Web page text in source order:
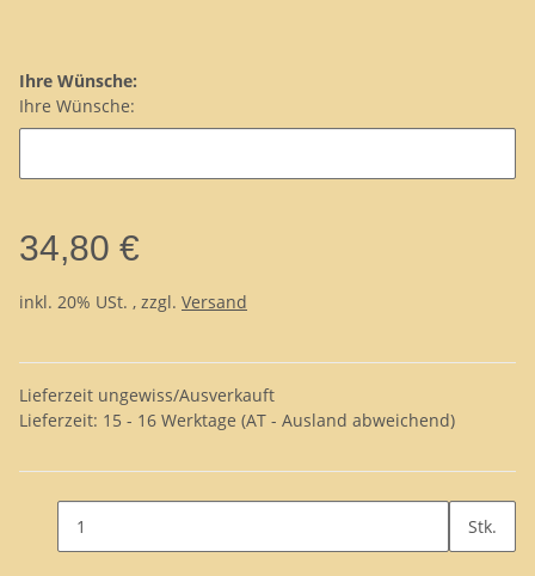
Ihre Wünsche:
Ihre Wünsche:
34,80 €
inkl. 20% USt. , zzgl. Versand
Lieferzeit ungewiss/Ausverkauft
Lieferzeit: 15 - 16 Werktage (AT - Ausland abweichend)
Stk.